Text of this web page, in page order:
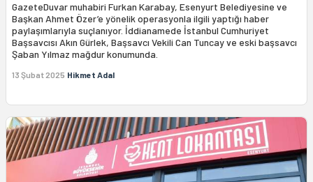
GazeteDuvar muhabiri Furkan Karabay, Esenyurt Belediyesine ve
Başkan Ahmet Özer’e yönelik operasyonla ilgili yaptığı haber
paylaşımlarıyla suçlanıyor. İddianamede İstanbul Cumhuriyet
Başsavcısı Akın Gürlek, Başsavcı Vekili Can Tuncay ve eski başsavcı
Şaban Yılmaz mağdur konumunda.
13 Şubat 2025 Hikmet Adal